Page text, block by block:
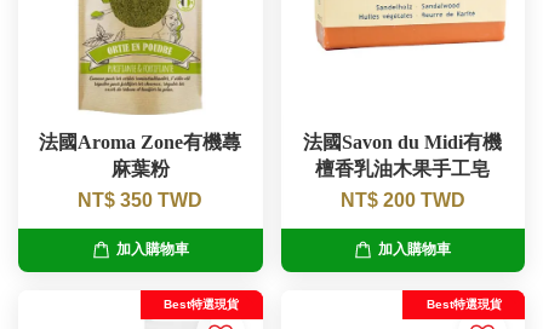
法國Aroma Zone有機蕁
麻葉粉
NT$ 350 TWD
加入購物車
法國Savon du Midi有機
檀香乳油木果手工皂
NT$ 200 TWD
加入購物車
Best特選現貨 Best特選現貨